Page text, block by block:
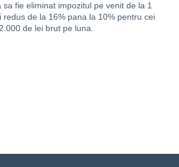
sa fie eliminat impozitul pe venit de la 1
redus de la 16% pana la 10% pentru cei
de lei brut pe luna.